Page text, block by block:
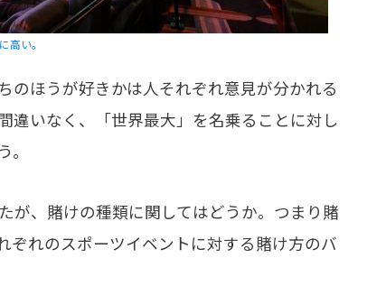
高い。
ほうが好きかは人それぞれ意見が分かれる
違いなく、「世界最大」を名乗ることに対し
。
、賭けの種類に関してはどうか。つまり賭
ぞれのスポーツイベントに対する賭け方のバ